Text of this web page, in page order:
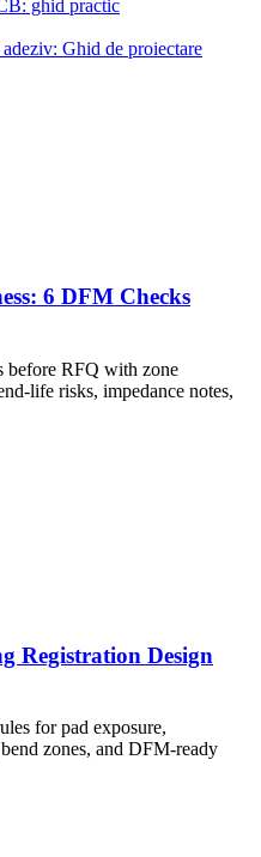
ghid practic
Ghid de proiectare
6 DFM Checks
before RFQ with zone
life risks, impedance notes,
Registration Design
for pad exposure,
zones, and DFM-ready